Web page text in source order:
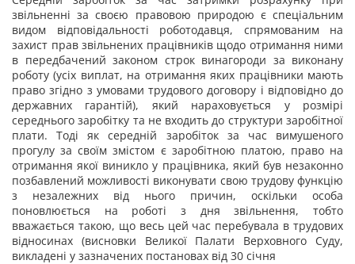
звільненні за своєю правовою природою є спеціальним
видом відповідальності роботодавця, спрямованим на
захист прав звільнених працівників щодо отримання ними
в передбачений законом строк винагороди за виконану
роботу (усіх виплат, на отримання яких працівники мають
право згідно з умовами трудового договору і відповідно до
державних гарантій), який нараховується у розмірі
середнього заробітку та не входить до структури заробітної
плати. Тоді як середній заробіток за час вимушеного
прогулу за своїм змістом є заробітною платою, право на
отримання якої виникло у працівника, який був незаконно
позбавлений можливості виконувати свою трудову функцію
з незалежних від нього причин, оскільки особа
поновлюється на роботі з дня звільнення, тобто
вважається такою, що весь цей час перебувала в трудових
відносинах (висновки Великої Палати Верховного Суду,
викладені у зазначених постановах від 30 січня